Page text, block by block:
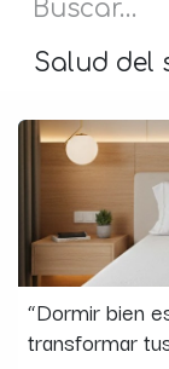
Salud del
“Dormir bien
transformar